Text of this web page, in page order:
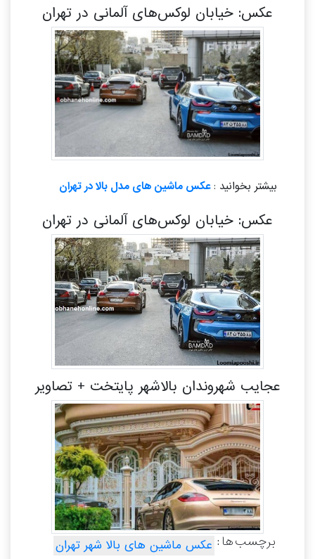
عکس: خیابان لوکس‌های آلمانی در تهران
بیشتر بخوانید :عکس ماشین های مدل بالا در تهران
عکس: خیابان لوکس‌های آلمانی در تهران
عجایب شهروندان بالاشهر پایتخت + تصاویر
برچسب ها : عکس ماشین های بالا شهر تهران